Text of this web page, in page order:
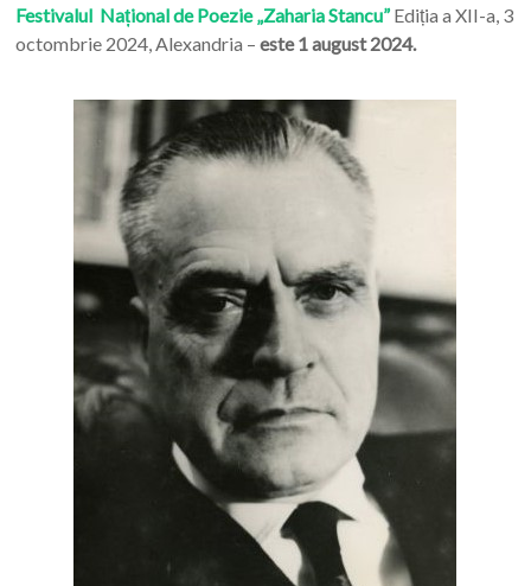
Festivalul Național de Poezie „Zaharia Stancu”Ediția a XII-a, 3
octombrie 2024, Alexandria – este 1 august 2024.